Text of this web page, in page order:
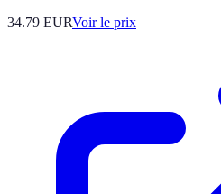
34.79 EURVoir le prix